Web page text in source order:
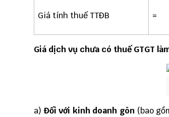
Giá tính thuế TTĐB =
Giá dịch vụ chưa có thuế GTGT
a) Đối với kinh doanh gôn(bao